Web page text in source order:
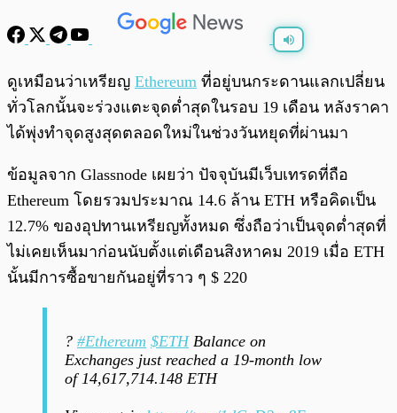
พร้อมเล่น 0:00
ดูเหมือนว่าเหรียญ Ethereum ที่อยู่บนกระดานแลกเปลี่ยน
ทั่วโลกนั้นจะร่วงแตะจุดต่ำสุดในรอบ 19 เดือน หลังราคา
ได้พุ่งทำจุดสูงสุดตลอดใหม่ในช่วงวันหยุดที่ผ่านมา
ข้อมูลจาก Glassnode เผยว่า ปัจจุบันมีเว็บเทรดที่ถือ
Ethereum โดยรวมประมาณ 14.6 ล้าน ETH หรือคิดเป็น
12.7% ของอุปทานเหรียญทั้งหมด ซึ่งถือว่าเป็นจุดต่ำสุดที่
ไม่เคยเห็นมาก่อนนับตั้งแต่เดือนสิงหาคม 2019 เมื่อ ETH
นั้นมีการซื้อขายกันอยู่ที่ราว ๆ $ 220
? #Ethereum $ETHBalance on
Exchanges just reached a 19-month low
of 14,617,714.148 ETH